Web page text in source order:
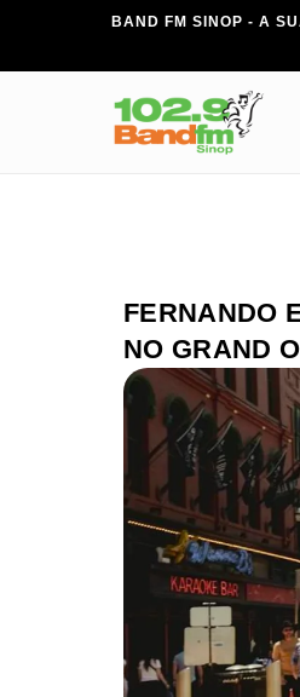
BAND FM SINOP - A
FERNANDO
NO GRAND